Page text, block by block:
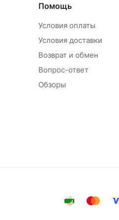
Помощь
Условия оплаты
Условия доставки
Возврат и обмен
Вопрос-ответ
Обзоры